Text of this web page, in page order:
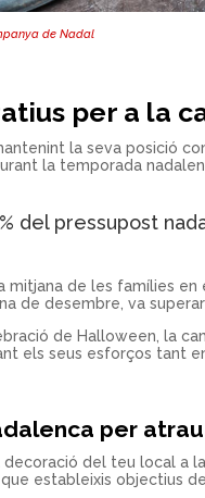
de Nadal
per a la
la seva posició
la temporada
del pressupost
mitjana de les famílies
de desembre, va
de Halloween, la
els seus esforços tant
per
decoració del teu local a
estableixis objectius